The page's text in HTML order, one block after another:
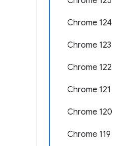
Chrome 124
Chrome 123
Chrome 122
Chrome 121
Chrome 120
Chrome 119